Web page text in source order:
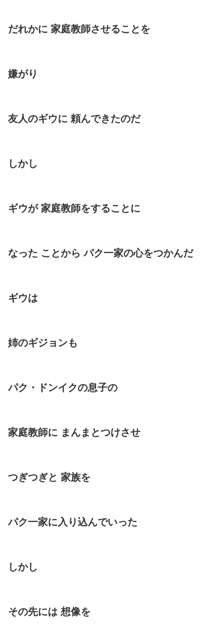
だれかに 家庭教師させることを
嫌がり
友人のギウに 頼んできたのだ
しかし
ギウが 家庭教師をすることに
なった ことから パク一家の心をつかんだ
ギウは
姉のギジョンも
パク・ドンイクの息子の
家庭教師に まんまとつけさせ
つぎつぎと 家族を
パク一家に入り込んでいった
しかし
その先には 想像を